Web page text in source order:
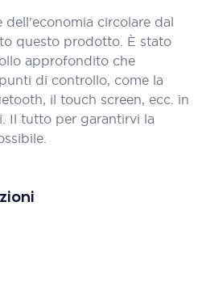
dell'economia circolare dal
questo prodotto. È stato
approfondito che
di controllo, come la
il touch screen, ecc. in
Il tutto per garantirvi la